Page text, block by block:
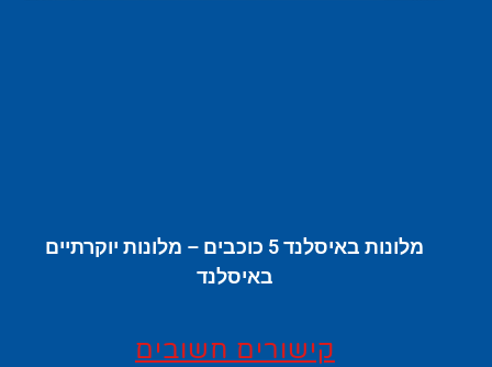
מלונות באיסלנד 5 כוכבים – מלונות יוקרתיים
באיסלנד
קישורים חשובים